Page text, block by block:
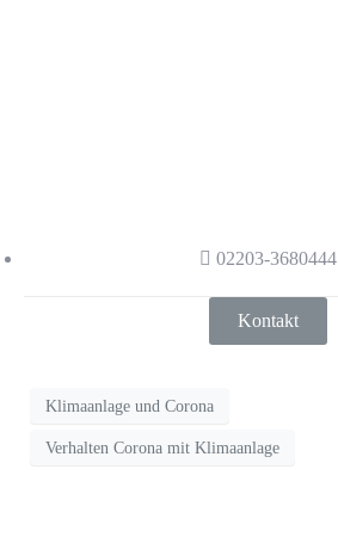
02203-3680444
Kontakt
Klimaanlage und Corona
Verhalten Corona mit Klimaanlage